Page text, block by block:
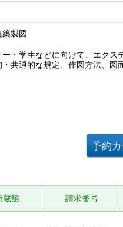
製図
・学生などに向けて、エク
共通的な規定、作図方法、図
蔵館 請求番号